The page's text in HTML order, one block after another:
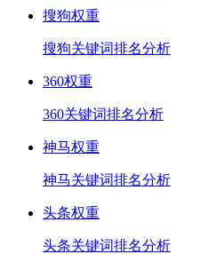
搜狗权重
搜狗关键词排名分析
360权重
360关键词排名分析
神马权重
神马关键词排名分析
头条权重
头条关键词排名分析